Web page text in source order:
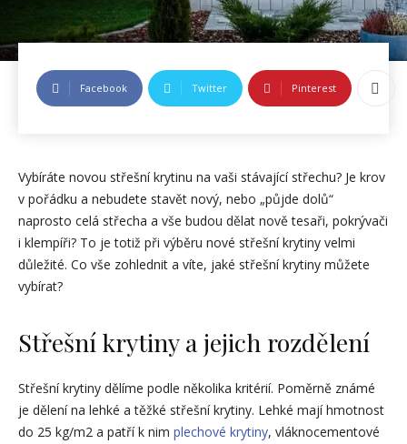
Facebook Twitter Pinterest
Vybíráte novou střešní krytinu na vaši stávající střechu? Je krov
v pořádku a nebudete stavět nový, nebo „půjde dolů“
naprosto celá střecha a vše budou dělat nově tesaři, pokrývači
i klempíři? To je totiž při výběru nové střešní krytiny velmi
důležité. Co vše zohlednit a víte, jaké střešní krytiny můžete
vybírat?
Střešní krytiny a jejich rozdělení
Střešní krytiny dělíme podle několika kritérií. Poměrně známé
je dělení na lehké a těžké střešní krytiny. Lehké mají hmotnost
do 25 kg/m2 a patří k nim plechové krytiny, vláknocementové